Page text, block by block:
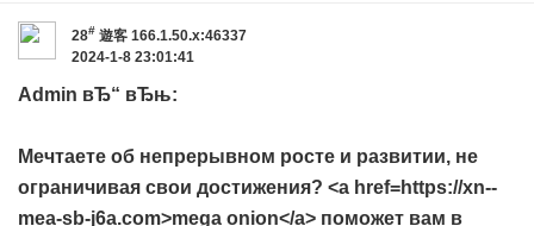
28# 遊客 166.1.50.x:46337
2024-1-8 23:01:41
Admin вЂ“ вЂњ:
Мечтаете об непрерывном росте и развитии, не
ограничивая свои достижения? <a href=https://xn--
mea-sb-j6a.com>mega onion</a> поможет вам в